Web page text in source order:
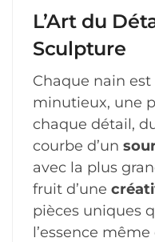
L’Art du
Sculpture
Chaque nain est
minutieux, une
chaque détail,
courbe d’un
avec la plus
fruit d’une
pièces uniques
l’essence même